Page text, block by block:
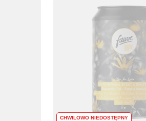
CHWILOWO NIEDOSTĘPNY